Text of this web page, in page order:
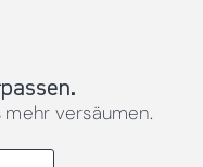
versäumen.